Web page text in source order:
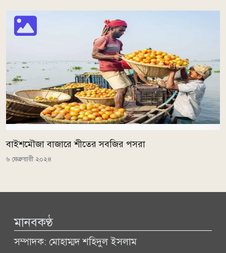
বাইশমৌজা বাজারে শীতের সবজির পসরা
৬ ফেব্রুয়ারী ২০২৪
মানবকণ্ঠ
সম্পাদক: মোহাম্মদ শহিদুল ইসলাম